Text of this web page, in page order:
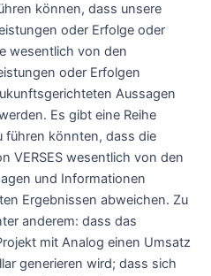
können, dass unsere
oder Erfolge oder
wesentlich von den
oder Erfolgen
Aussagen
Es gibt eine Reihe
führen könnten, dass die
VERSES wesentlich von den
und Informationen
Ergebnissen abweichen. Zu
anderem: dass das
mit Analog einen Umsatz
generieren wird; dass sich